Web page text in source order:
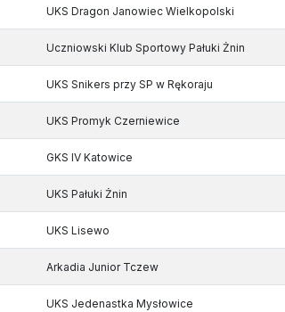
UKS Dragon Janowiec Wielkopolski
Uczniowski Klub Sportowy Pałuki Żnin
UKS Snikers przy SP w Rękoraju
UKS Promyk Czerniewice
GKS IV Katowice
UKS Pałuki Żnin
UKS Lisewo
Arkadia Junior Tczew
UKS Jedenastka Mysłowice